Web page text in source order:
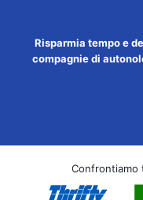
Risparmia tempo e
compagnie di